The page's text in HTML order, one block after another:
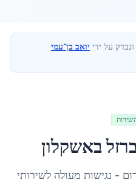
על ידי יואב בן־עמי
באשקלון
- נגישות מעולה לשירותי